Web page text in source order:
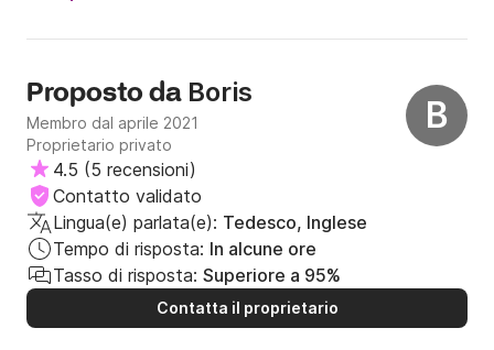
B
Proposto da Boris
Membro dal aprile 2021
Proprietario privato
4.5 (5 recensioni)
Contatto validato
Lingua(e) parlata(e): Tedesco, Inglese
Tempo di risposta: In alcune ore
Tasso di risposta: Superiore a 95%
Contatta il proprietario